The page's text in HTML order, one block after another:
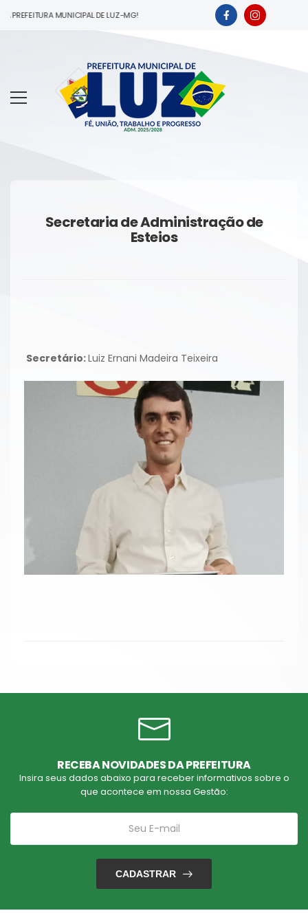
PREFEITURA MUNICIPAL DE LUZ-MG!
Secretaria de Administração de
Esteios
Secretário:Luiz Ernani Madeira Teixeira
RECEBA NOVIDADES DA PREFEITURA
Insira seus dados abaixo para receber informativos sobre o
que acontece em nossa Gestão:
CADASTRAR